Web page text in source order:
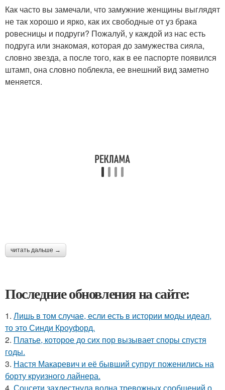
Как часто вы замечали, что замужние женщины выглядят
не так хорошо и ярко, как их свободные от уз брака
ровесницы и подруги? Пожалуй, у каждой из нас есть
подруга или знакомая, которая до замужества сияла,
словно звезда, а после того, как в ее паспорте появился
штамп, она словно поблекла, ее внешний вид заметно
меняется.
читать дальше →
Последние обновления на сайте:
1. Лишь в том случае, если есть в истории моды идеал,
то это Синди Кроуфорд.
2. Платье, которое до сих пор вызывает споры спустя
годы.
3. Настя Макаревич и её бывший супруг поженились на
борту круизного лайнера.